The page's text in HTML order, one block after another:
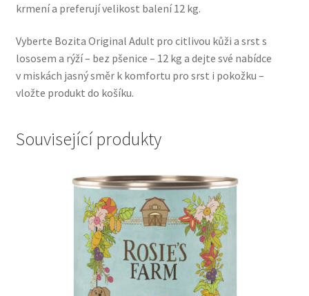
krmení a preferují velikost balení 12 kg.
Vyberte Bozita Original Adult pro citlivou kůži a srst s
lososem a rýží – bez pšenice – 12 kg a dejte své nabídce
v miskách jasný směr k komfortu pro srst i pokožku –
vložte produkt do košíku.
Související produkty